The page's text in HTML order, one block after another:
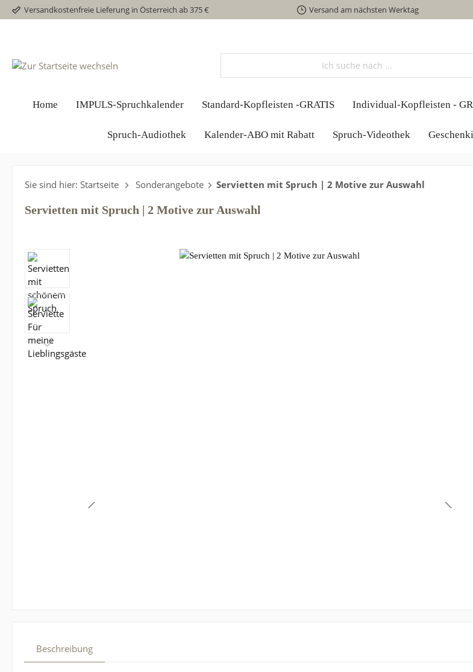
Versandkostenfreie Lieferung in Österreich ab 375 € Versand am nächsten Werktag
Home IMPULS-Spruchkalender Standard-Kopfleisten -GRATIS Individual-Kopfleisten -
Spruch-Audiothek Kalender-ABO mit Rabatt Spruch-Videothek
Sie sind hier: Startseite Sonderangebote Servietten mit Spruch | 2 Motive zur Auswahl
Servietten mit Spruch | 2 Motive zur Auswahl
Beschreibung